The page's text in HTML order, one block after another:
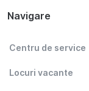
Navigare
Centru de service
Locuri vacante